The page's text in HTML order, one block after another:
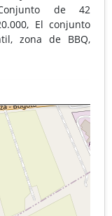
de 42
El conjunto
zona de BBQ,